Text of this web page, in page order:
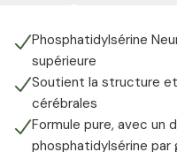
Phosphatidylsérine
supérieure
Soutient la structure
cérébrales
Formule pure, avec un
phosphatidylsérine par